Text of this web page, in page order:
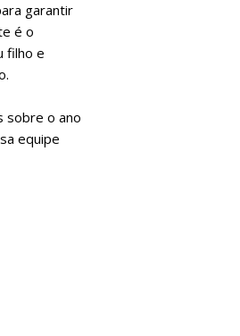
garantir
é o
filho e
sobre o ano
equipe